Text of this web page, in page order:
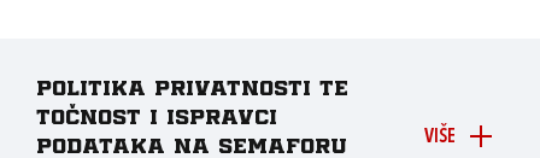
VIŠE
Politika privatnosti te
točnost i ispravci
podataka na Semaforu